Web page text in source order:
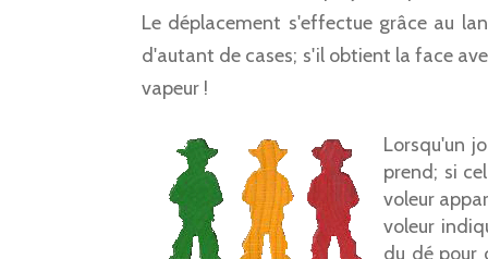
Le déplacement s'effectue grâce au
d'autant de cases; s'il obtient la face
vapeur !
Lorsqu'un
prend; si
voleur
voleur
du dé pour